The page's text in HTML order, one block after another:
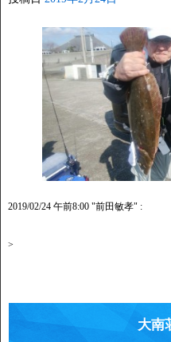
2019/02/24 午前8:00 "前田敏孝" :
>
大南